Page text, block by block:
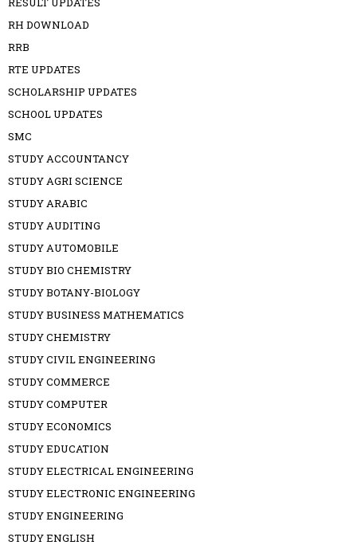
RH DOWNLOAD
RRB
RTE UPDATES
SCHOLARSHIP UPDATES
SCHOOL UPDATES
SMC
STUDY ACCOUNTANCY
STUDY AGRI SCIENCE
STUDY ARABIC
STUDY AUDITING
STUDY AUTOMOBILE
STUDY BIO CHEMISTRY
STUDY BOTANY-BIOLOGY
STUDY BUSINESS MATHEMATICS
STUDY CHEMISTRY
STUDY CIVIL ENGINEERING
STUDY COMMERCE
STUDY COMPUTER
STUDY ECONOMICS
STUDY EDUCATION
STUDY ELECTRICAL ENGINEERING
STUDY ELECTRONIC ENGINEERING
STUDY ENGINEERING
STUDY ENGLISH